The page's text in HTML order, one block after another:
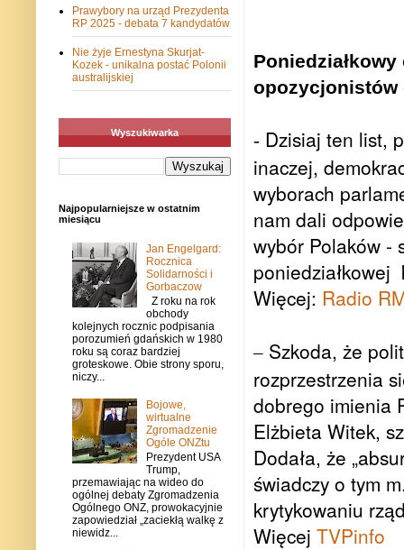
opozycjonistów
- Dzisiaj ten list,
inaczej,
wyborach
nam dali
wybór Polaków -
Więcej: Radio
– Szkoda, że
rozprzestrzenia
dobrego imienia
Elżbieta Witek,
Dodała, że
świadczy o tym
krytykowaniu
Więcej TVPinfo
Prawybory na urząd Prezydenta
RP 2025 - debata 7 kandydatów
Nie żyje Ernestyna Skurjat-
Kozek - unikalna postać Polonii
australijskiej
Wyszukiwarka
Najpopularniejsze w ostatnim
miesiącu
Jan Engelgard:
Rocznica
Solidarności i
Gorbaczow
Z roku na rok
obchody
kolejnych rocznic podpisania
porozumień gdańskich w 1980
roku są coraz bardziej
groteskowe. Obie strony sporu,
niczy...
Bojowe,
wirtualne
Zgromadzenie
Ogóle ONZtu
Prezydent USA
Trump,
przemawiając na wideo do
ogólnej debaty Zgromadzenia
Ogólnego ONZ, prowokacyjnie
zapowiedział „zaciekłą walkę z
niewidz...